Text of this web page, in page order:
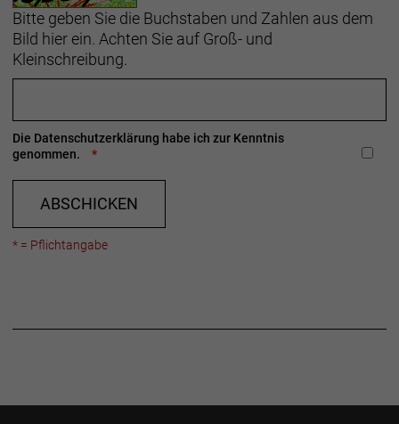
Bitte geben Sie die Buchstaben und Zahlen aus dem
Bild hier ein. Achten Sie auf Groß- und
Kleinschreibung.
Die Datenschutzerklärung habe ich zur Kenntnis
genommen.
ABSCHICKEN
* = Pflichtangabe